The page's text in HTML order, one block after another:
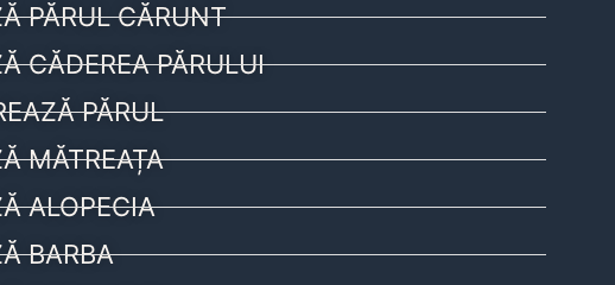
PĂRUL CĂRUNT
CĂDEREA PĂRULUI
PĂRUL
MĂTREAȚA
ALOPECIA
BARBA